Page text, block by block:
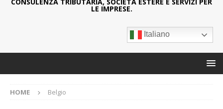
LE IMPRESE.
Italiano
HOME Belgio